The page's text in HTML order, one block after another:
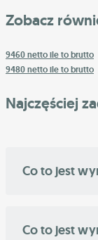
Zobacz
9460 netto ile to brutto
9480 netto ile to brutto
Najczęściej
Co to jest
Co to jest